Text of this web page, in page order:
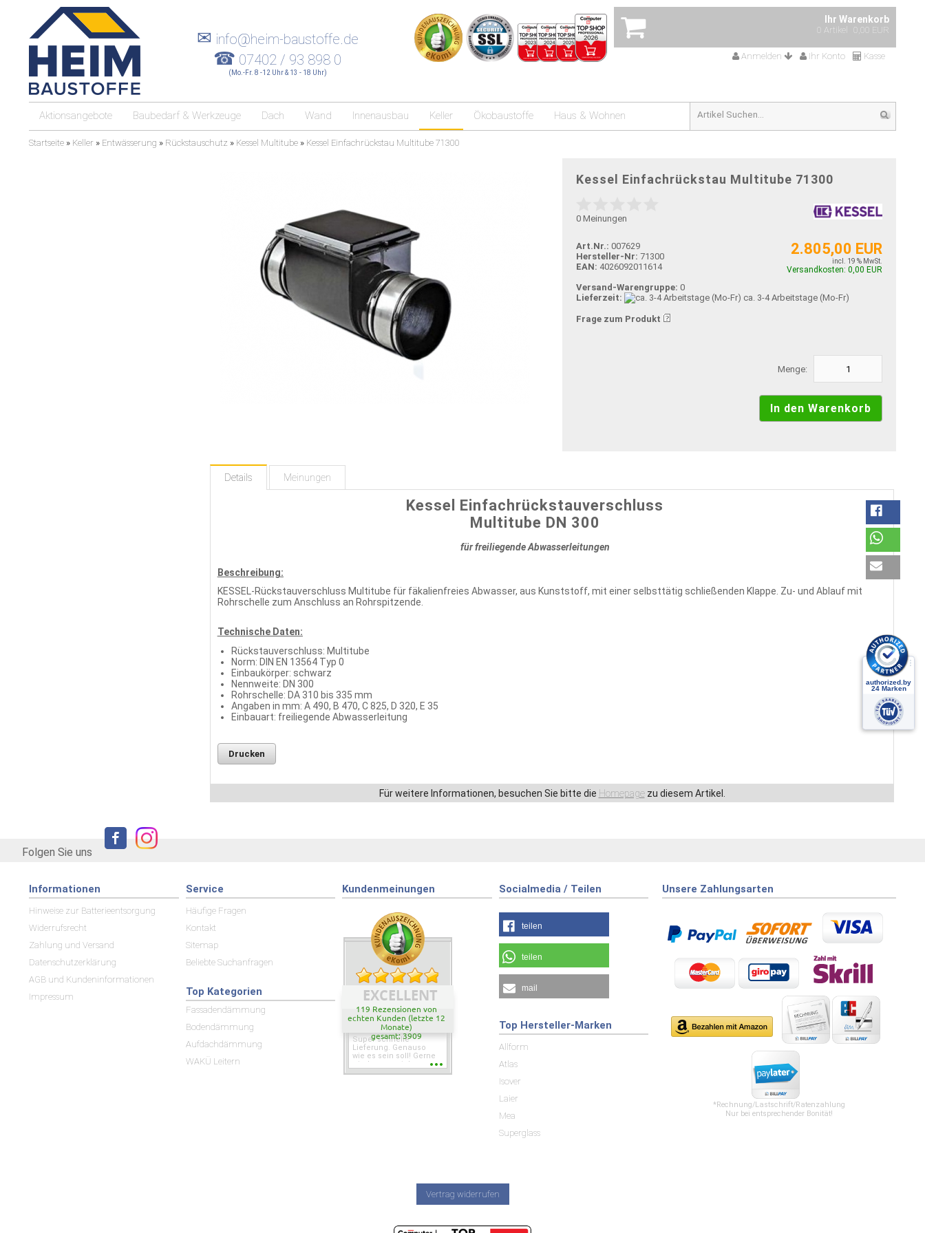
Ihr Warenkorb
0 Artikel 0,00 EUR
Anmelden Ihr Konto Kasse
✉ info@heim-baustoffe.de
☎ 07402 / 93 898 0
(Mo.-Fr. 8 -12 Uhr & 13 - 18 Uhr)
Aktionsangebote Baubedarf & Werkzeuge Dach Wand Innenausbau Keller Ökobaustoffe Haus & Wohnen
Startseite » Keller » Entwässerung » Rückstauschutz » Kessel Multitube » Kessel Einfachrückstau Multitube 71300
Kessel Einfachrückstau Multitube 71300
0 Meinungen
2.805,00 EUR
incl. 19 % MwSt.
Versandkosten: 0,00 EUR
Art.Nr.: 007629
Hersteller-Nr: 71300
EAN: 4026092011614
Versand-Warengruppe: 0
Lieferzeit:
ca. 3-4 Arbeitstage (Mo-Fr)
Frage zum Produkt
Menge:
Details Meinungen
Kessel Einfachrückstauverschluss
Multitube DN 300
für freiliegende Abwasserleitungen
Beschreibung:
KESSEL-Rückstauverschluss Multitube für fäkalienfreies Abwasser, aus Kunststoff, mit einer selbsttätig schließenden Klappe. Zu- und Ablauf mit
Rohrschelle zum Anschluss an Rohrspitzende.
Technische Daten:
Rückstauverschluss: Multitube
Norm: DIN EN 13564 Typ 0
Einbaukörper: schwarz
Nennweite: DN 300
Rohrschelle: DA 310 bis 335 mm
Angaben in mm: A 490, B 470, C 825, D 320, E 35
Einbauart: freiliegende Abwasserleitung
Drucken
Für weitere Informationen, besuchen Sie bitte die Homepagezu diesem Artikel.
Folgen Sie uns
Informationen
Hinweise zur Batterieentsorgung
Widerrufsrecht
Zahlung und Versand
Datenschutzerklärung
AGB und Kundeninformationen
Impressum
Service
Häufige Fragen
Kontakt
Sitemap
Beliebte Suchanfragen
Top Kategorien
Fassadendämmung
Bodendämmung
Aufdachdämmung
WAKÜ Leitern
Kundenmeinungen
EXCELLENT
119 Rezensionen von
echten Kunden (letzte 12
Monate)
gesamt: 3909
Super schnelle
Lieferung. Genauso
wie es sein soll! Gerne
wieder wenn ich was
Socialmedia / Teilen
teilen
teilen
mail
Unsere Zahlungsarten
*Rechnung/Lastschrift/Ratenzahlung
Nur bei entsprechender Bonität!
Top Hersteller-Marken
Allform
Atlas
Isover
Laier
Mea
Superglass
Vertrag widerrufen